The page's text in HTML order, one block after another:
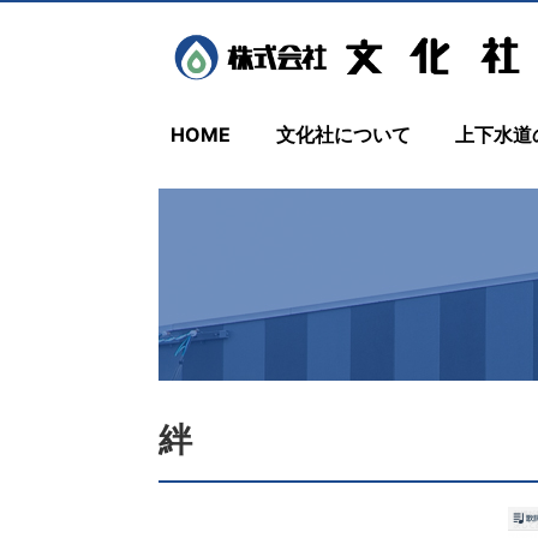
HOME 文化社について 上下水道
絆